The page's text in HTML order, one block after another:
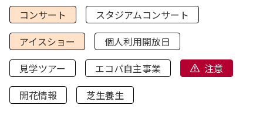
コンサート
スタジアムコンサート
アイスショー
個人利用開放日
見学ツアー
エコパ自主事業
注意
開花情報
芝生養生